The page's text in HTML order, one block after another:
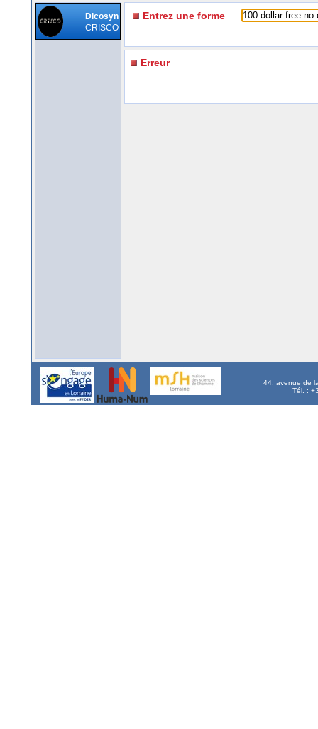
Dicosyn
CRISCO
Entrez une forme
Erreur
44, avenue de
Tél. :